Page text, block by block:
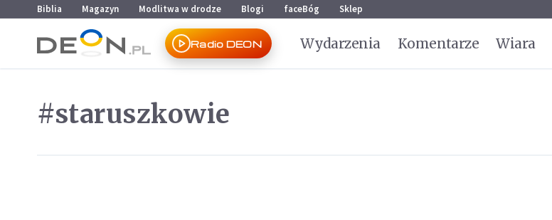
Przejdź do menu głównego
Przejdź do treści
Biblia Magazyn Modlitwa w drodze Blogi faceBóg Sklep
Radio DEON Wydarzenia Komentarze Wiara
#staruszkowie